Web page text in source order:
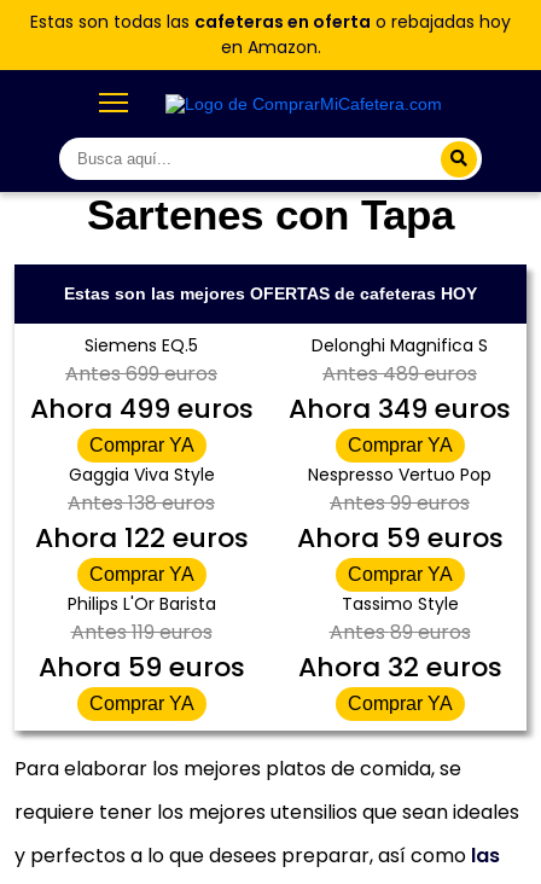
Estas son todas las cafeteras en oferta o rebajadas hoy
en Amazon.
Sartenes con Tapa
Estas son las mejores OFERTAS de cafeteras HOY
Siemens EQ.5
Antes699 euros
Ahora 499 euros
Comprar YA
Delonghi Magnifica S
Antes489 euros
Ahora 349 euros
Comprar YA
Gaggia Viva Style
Antes138 euros
Ahora 122 euros
Comprar YA
Nespresso Vertuo Pop
Antes99 euros
Ahora 59 euros
Comprar YA
Philips L'Or Barista
Antes119 euros
Ahora 59 euros
Comprar YA
Tassimo Style
Antes89 euros
Ahora 32 euros
Comprar YA
Para elaborar los mejores platos de comida, se
requiere tener los mejores utensilios que sean ideales
y perfectos a lo que desees preparar, así como las